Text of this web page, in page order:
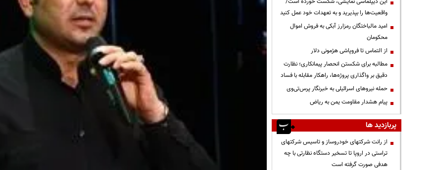
واقعیت‌ها را بپذیرید و به تعهدات خود عمل کنید
امید مالباختگان رمزارز آبکی به فروش اموال
محکومان
از التماس تا فروپاشی هژمونی دلار
مطالبه برای شکستن انحصار پیمانکاری؛ نظارت
دقیق بر واگذاری پروژه‌ها، راهکار مقابله با فساد
حمله نیروهای اسرائیلی به خبرنگار پرس‌تی‌وی
پیام هشدار مقاومت یمن به ریاض
پربازدید ها
از رانت‌ شرکتهای خودروساز و تاسیس شرکتهای
تراستی در اروپا تا تسخیر دستگاه نظارتی با چه
هدفی صورت گرفته است